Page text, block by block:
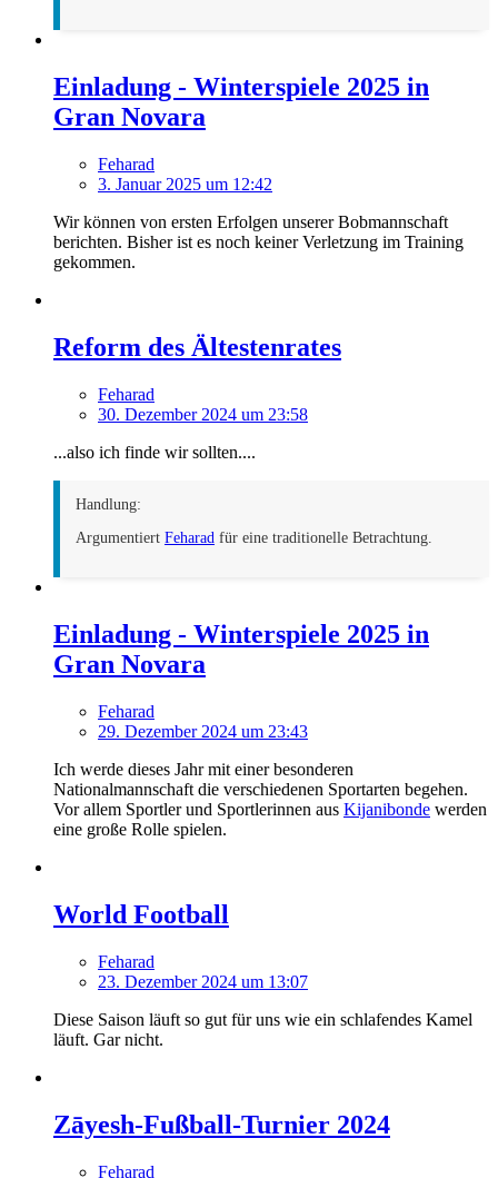
Einladung - Winterspiele 2025 in
Gran Novara
Feharad
3. Januar 2025 um 12:42
Wir können von ersten Erfolgen unserer Bobmannschaft
berichten. Bisher ist es noch keiner Verletzung im Training
gekommen.
Reform des Ältestenrates
Feharad
30. Dezember 2024 um 23:58
...also ich finde wir sollten....
Handlung:
Argumentiert Feharad für eine traditionelle Betrachtung.
Einladung - Winterspiele 2025 in
Gran Novara
Feharad
29. Dezember 2024 um 23:43
Ich werde dieses Jahr mit einer besonderen
Nationalmannschaft die verschiedenen Sportarten begehen.
Vor allem Sportler und Sportlerinnen aus Kijanibonde werden
eine große Rolle spielen.
World Football
Feharad
23. Dezember 2024 um 13:07
Diese Saison läuft so gut für uns wie ein schlafendes Kamel
läuft. Gar nicht.
Zāyesh-Fußball-Turnier 2024
Feharad